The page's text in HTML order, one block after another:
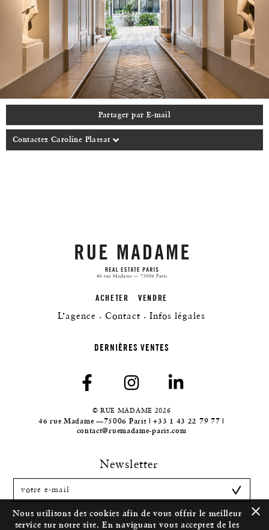
Partager par E-mail
Contactez Caroline Plassat
ACHETER VENDRE
L’agence Contact Infos légales
DERNIÈRES VENTES
© RUE MADAME 2026
46 rue Madame —75006 Paris | +33 1 43 22 79 77 |
contact@ruemadame-paris.com
Newsletter
Nous utilisons des cookies afin de vous offrir le meilleur
service sur notre site. En naviguant vous acceptez de les